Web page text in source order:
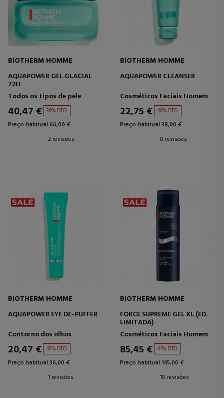
BIOTHERM HOMME
AQUAPOWER GEL GLACIAL
72H
Todos os tipos de pele
40,47 € 39% DTO.
Preço habitual 66,00 €
2 revisões
BIOTHERM HOMME
AQUAPOWER CLEANSER
Cosméticos Faciais Homem
22,75 € 40% DTO.
Preço habitual 38,00 €
0 revisões
BIOTHERM HOMME
AQUAPOWER EYE DE-PUFFER
Contorno dos olhos
20,47 € 43% DTO.
Preço habitual 36,00 €
1 revisões
BIOTHERM HOMME
FORCE SUPREME GEL XL (ED.
LIMITADA)
Cosméticos Faciais Homem
85,45 € 41% DTO.
Preço habitual 145,00 €
10 revisões